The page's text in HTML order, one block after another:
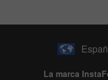
La marca